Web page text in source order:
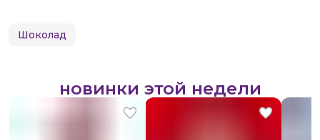
Шоколад
новинки этой недели